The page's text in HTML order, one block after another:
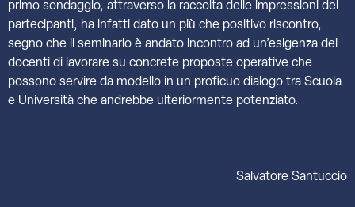
primo sondaggio, attraverso la raccolta delle impressioni dei
partecipanti, ha infatti dato un più che positivo riscontro,
segno che il seminario è andato incontro ad un’esigenza dei
docenti di lavorare su concrete proposte operative che
possono servire da modello in un proficuo dialogo tra Scuola
e Università che andrebbe ulteriormente potenziato.
Salvatore Santuccio